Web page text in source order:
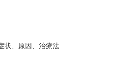
状、原因、治療法